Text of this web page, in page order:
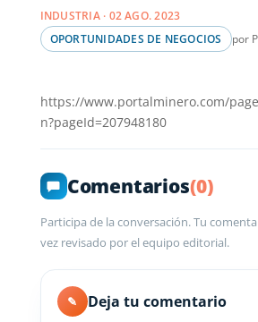
INDUSTRIA · 02 AGO. 2023
OPORTUNIDADES DE NEGOCIOS
por
https://www.portalminero.com/
n?pageId=207948180
Comentarios(0)
Participa de la conversación. Tu
vez revisado por el equipo editorial.
✎ Deja tu comentario